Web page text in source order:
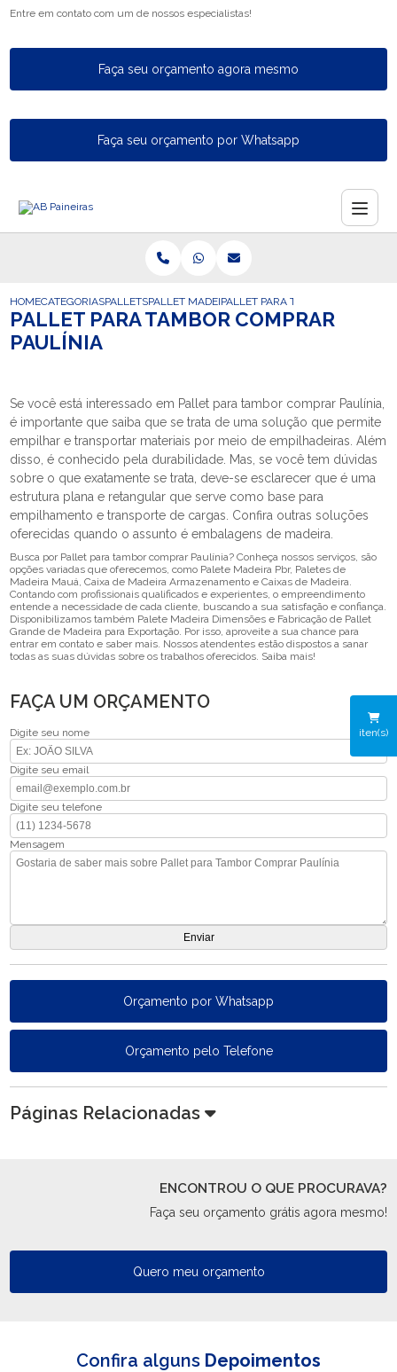
Entre em contato com um de nossos especialistas!
Faça seu orçamento agora mesmo
Faça seu orçamento por Whatsapp
iten(s)
HOMECATEGORIASPALLETSPALLET MADEIRAPALLET PARA TAMBOR COMPRAR
PALLET PARA TAMBOR COMPRAR
PAULÍNIA
Se você está interessado em Pallet para tambor comprar Paulínia,
é importante que saiba que se trata de uma solução que permite
empilhar e transportar materiais por meio de empilhadeiras. Além
disso, é conhecido pela durabilidade. Mas, se você tem dúvidas
sobre o que exatamente se trata, deve-se esclarecer que é uma
estrutura plana e retangular que serve como base para
empilhamento e transporte de cargas. Confira outras soluções
oferecidas quando o assunto é embalagens de madeira.
Busca por Pallet para tambor comprar Paulínia? Conheça nossos serviços, são
opções variadas que oferecemos, como Palete Madeira Pbr, Paletes de
Madeira Mauá, Caixa de Madeira Armazenamento e Caixas de Madeira.
Contando com profissionais qualificados e experientes, o empreendimento
entende a necessidade de cada cliente, buscando a sua satisfação e confiança.
Disponibilizamos também Palete Madeira Dimensões e Fabricação de Pallet
Grande de Madeira para Exportação. Por isso, aproveite a sua chance para
entrar em contato e saber mais. Nossos atendentes estão dispostos a sanar
todas as suas dúvidas sobre os trabalhos oferecidos. Saiba mais!
FAÇA UM ORÇAMENTO
Digite seu nome
Digite seu email
Digite seu telefone
Mensagem
Orçamento por Whatsapp
Orçamento pelo Telefone
Páginas Relacionadas
ENCONTROU O QUE PROCURAVA?
Faça seu orçamento grátis agora mesmo!
Quero meu orçamento
Confira alguns Depoimentos